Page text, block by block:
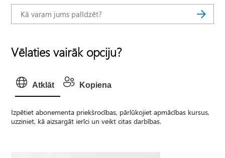
Vēlaties vairāk opciju?
Atklāt Kopiena
Izpētiet abonementa priekšrocības, pārlūkojiet apmācības kursus,
uzziniet, kā aizsargāt ierīci un veikt citas darbības.